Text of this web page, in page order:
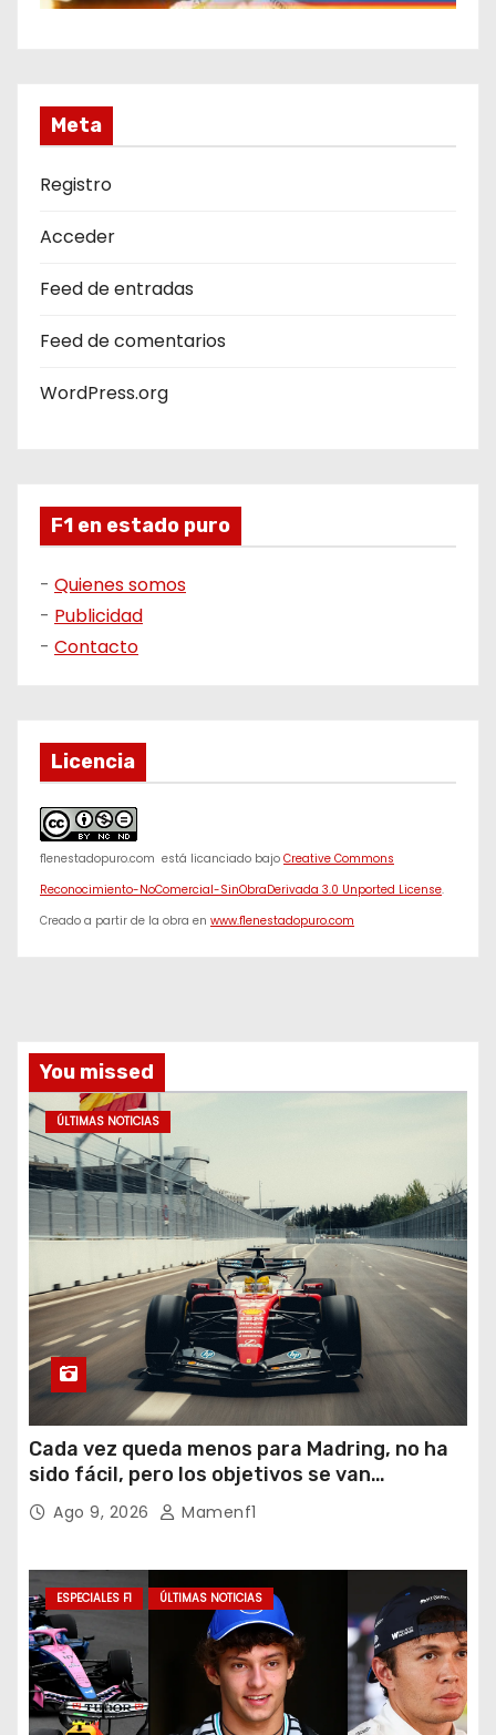
Meta
Registro
Acceder
Feed de entradas
Feed de comentarios
WordPress.org
F1 en estado puro
- Quienes somos
- Publicidad
- Contacto
Licencia
f1enestadopuro.com está licanciado bajo Creative Commons
Reconocimiento-NoComercial-SinObraDerivada 3.0 Unported License.
Creado a partir de la obra en www.f1enestadopuro.com
You missed
ÚLTIMAS NOTICIAS
Cada vez queda menos para Madring, no ha
sido fácil, pero los objetivos se van
cumpliendo
Ago 9, 2026 Mamenf1
ESPECIALES F1 ÚLTIMAS NOTICIAS